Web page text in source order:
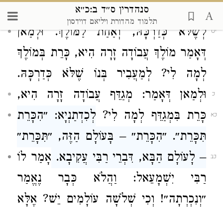
סנהדרין ס״ד ב:כ״א
תלמוד מהדורת ויליאם דוידסון
בַּעֲבוֹדָה זָרָה לָמָּה?אַחַת לִכְדַרְכָּהּ, וְאַחַת
לְשֶׁלֹּא כְּדַרְכָּהּ, וְאַחַת לַמּוֹלֶךְ. יט
וּלְמַאן
דְּאָמַר מוֹלֶךְ עֲבוֹדָה זָרָה הִיא, כָּרֵת בְּמוֹלֶךְ
לְמָה לִי? לְמַעֲבִיר בְּנוֹ שֶׁלֹּא כְּדַרְכָּהּ.
כ
וּלְמַאן דְּאָמַר: מְגַדֵּף עֲבוֹדָה זָרָה הִיא,
כָּרֵת בִּמְגַדֵּף לְמָה לִי?
כא
לְכִדְתַנְיָא: ״הִכָּרֵת
תִּכָּרֵת״. ״הִכָּרֵת״ – בָּעוֹלָם הַזֶּה, ״תִּכָּרֵת״
– לָעוֹלָם הַבָּא, דִּבְרֵי רַבִּי עֲקִיבָא. כב
אָמַר לוֹ
רַבִּי יִשְׁמָעֵאל: וַהֲלֹא כְּבָר נֶאֱמַר
״וְנִכְרְתָה״! וְכִי שְׁלֹשָׁה עוֹלָמִים יֵשׁ? אֶלָּא